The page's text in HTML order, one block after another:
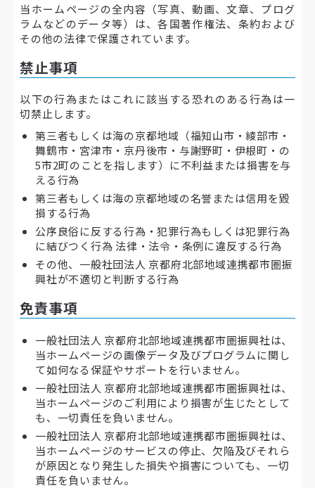
当ホームページの全内容（写真、動画、文章、プログ
ラムなどのデータ等）は、各国著作権法、条約および
その他の法律で保護されています。
禁止事項
以下の行為またはこれに該当する恐れのある行為は一
切禁止します。
第三者もしくは海の京都地域（福知山市・綾部市・
舞鶴市・宮津市・京丹後市・与謝野町・伊根町・の
5市2町のことを指します）に不利益または損害を与
える行為
第三者もしくは海の京都地域の名誉または信用を毀
損する行為
公序良俗に反する行為・犯罪行為もしくは犯罪行為
に結びつく行為 法律・法令・条例に違反する行為
その他、一般社団法人 京都府北部地域連携都市圏振
興社が不適切と判断する行為
免責事項
一般社団法人 京都府北部地域連携都市圏振興社は、
当ホームページの画像データ及びプログラムに関し
て如何なる保証やサポートを行いません。
一般社団法人 京都府北部地域連携都市圏振興社は、
当ホームページのご利用により損害が生じたとして
も、一切責任を負いません。
一般社団法人 京都府北部地域連携都市圏振興社は、
当ホームページのサービスの停止、欠陥及びそれら
が原因となり発生した損失や損害についても、一切
責任を負いません。